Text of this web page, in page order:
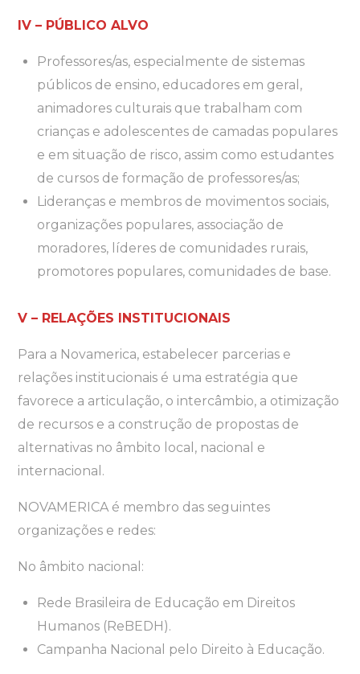
IV – PÚBLICO ALVO
Professores/as, especialmente de sistemas
públicos de ensino, educadores em geral,
animadores culturais que trabalham com
crianças e adolescentes de camadas populares
e em situação de risco, assim como estudantes
de cursos de formação de professores/as;
Lideranças e membros de movimentos sociais,
organizações populares, associação de
moradores, líderes de comunidades rurais,
promotores populares, comunidades de base.
V – RELAÇÕES INSTITUCIONAIS
Para a Novamerica, estabelecer parcerias e
relações institucionais é uma estratégia que
favorece a articulação, o intercâmbio, a otimização
de recursos e a construção de propostas de
alternativas no âmbito local, nacional e
internacional.
NOVAMERICA é membro das seguintes
organizações e redes:
No âmbito nacional:
Rede Brasileira de Educação em Direitos
Humanos (ReBEDH).
Campanha Nacional pelo Direito à Educação.